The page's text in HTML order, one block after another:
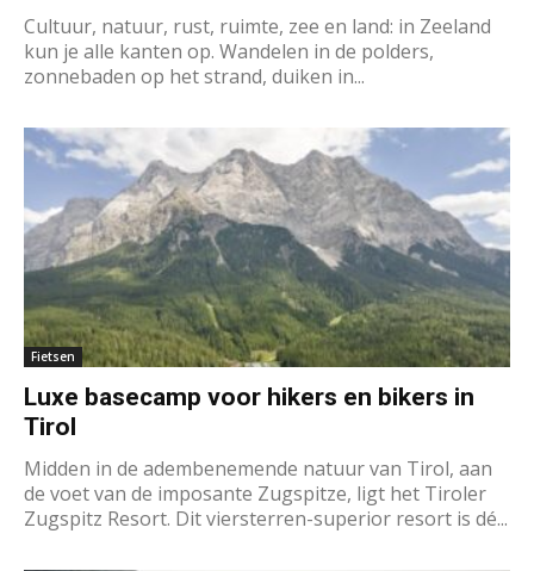
Cultuur, natuur, rust, ruimte, zee en land: in Zeeland
kun je alle kanten op. Wandelen in de polders,
zonnebaden op het strand, duiken in...
Fietsen
Luxe basecamp voor hikers en bikers in
Tirol
Midden in de adembenemende natuur van Tirol, aan
de voet van de imposante Zugspitze, ligt het Tiroler
Zugspitz Resort. Dit viersterren-superior resort is dé...